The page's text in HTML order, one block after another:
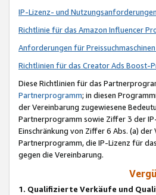
IP-Lizenz- und
Richtlinie für das Amazon Influencer
Anforderungen für
Richtlinien für das Creator Ads Boost-
Diese Richtlinien für das
Partnerprogramm; in diesen
der Vereinbarung zugewiesene
Partnerprogramm sowie Ziffer 3 der
Einschränkung von Ziffer 6 Abs. (a)
Partnerprogramm, die IP-Lizenz für
gegen die Vereinbarung.
1. Qualifizierte Verkäufe und